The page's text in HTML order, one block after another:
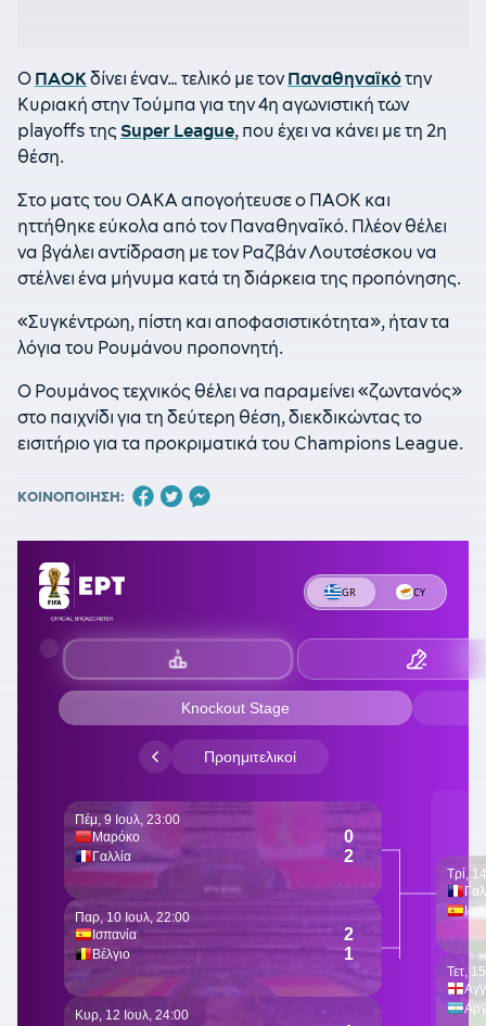
Ο ΠΑΟΚ δίνει έναν… τελικό με τονΠαναθηναϊκότην
Κυριακή στην Τούμπα για την 4η αγωνιστική των
playoffs της Super League, που έχει να κάνει με τη 2η
θέση.
Στο ματς του ΟΑΚΑ απογοήτευσε ο ΠΑΟΚ και
ηττήθηκε εύκολα από τον Παναθηναϊκό. Πλέον θέλει
να βγάλει αντίδραση με τον Ραζβάν Λουτσέσκου να
στέλνει ένα μήνυμα κατά τη διάρκεια της προπόνησης.
«Συγκέντρωη, πίστη και αποφασιστικότητα», ήταν τα
λόγια του Ρουμάνου προπονητή.
Ο Ρουμάνος τεχνικός θέλει να παραμείνει «ζωντανός»
στο παιχνίδι για τη δεύτερη θέση, διεκδικώντας το
εισιτήριο για τα προκριματικά του Champions League.
ΚΟΙΝΟΠΟΙΗΣΗ: